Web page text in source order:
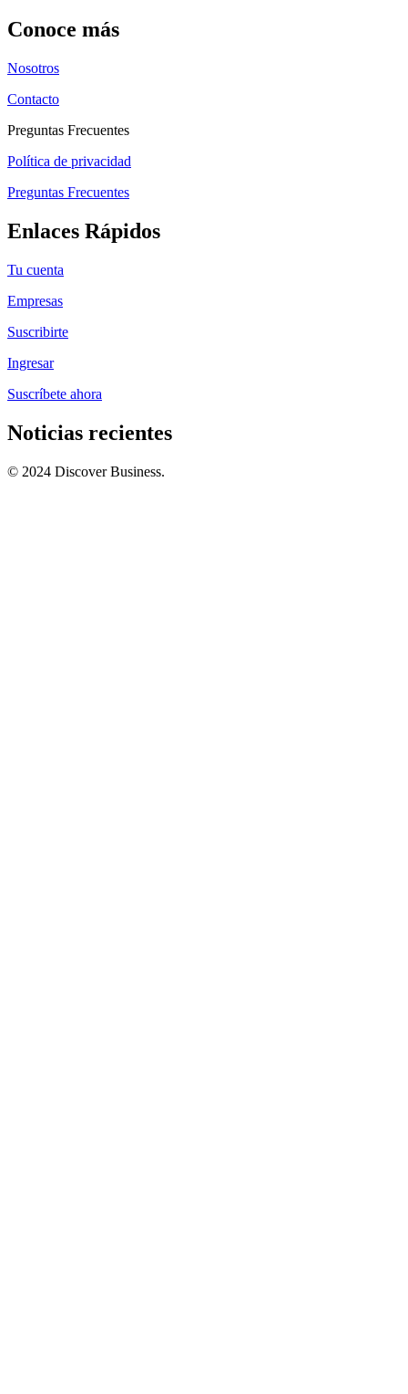
Conoce más
Nosotros
Contacto
Preguntas Frecuentes
Política de privacidad
Preguntas Frecuentes
Enlaces Rápidos
Tu cuenta
Empresas
Suscribirte
Ingresar
Suscríbete ahora
Noticias recientes
© 2024 Discover Business.